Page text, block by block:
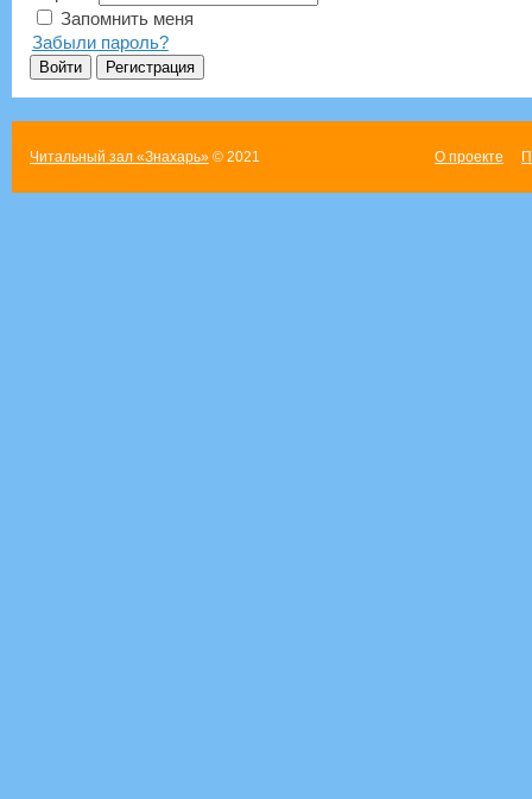
Запомнить меня
Забыли пароль?
Читальный зал «Знахарь»© 2021 О проекте